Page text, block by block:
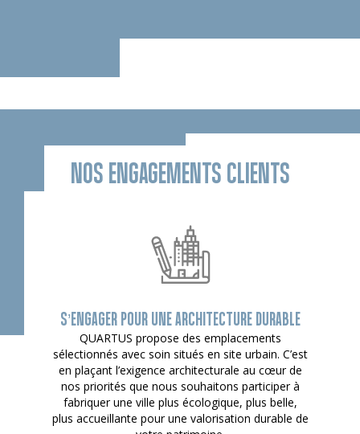
NOS ENGAGEMENTS CLIENTS
S’ENGAGER POUR UNE ARCHITECTURE DURABLE
QUARTUS propose des emplacements
sélectionnés avec soin situés en site urbain. C’est
en plaçant l’exigence architecturale au cœur de
nos priorités que nous souhaitons participer à
fabriquer une ville plus écologique, plus belle,
plus accueillante pour une valorisation durable de